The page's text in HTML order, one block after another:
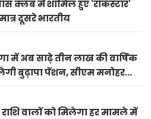
क्लब में शामिल हुए 'रॉकस्टार'
दूसरे भारतीय
में अब साढ़े तीन लाख की वार्षिक
बुढ़ापा पेंशन, सीएम मनोहर
वालों को मिलेगा हर मामले में